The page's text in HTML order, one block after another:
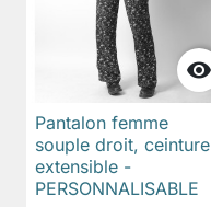

Pantalon femme
souple droit, ceinture
extensible -
PERSONNALISABLE